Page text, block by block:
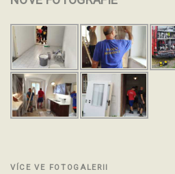
VÍCE VE FOTOGALERII